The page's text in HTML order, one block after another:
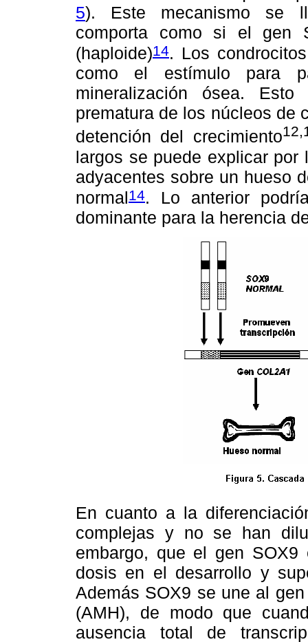
5). Este mecanismo se
comporta como si el gen
(haploide)14. Los
como el estímulo para
mineralización ósea.
prematura de los núcleos de
detención del crecimiento
largos se puede explicar
adyacentes sobre un hueso
normal14. Lo anterior
dominante para la herencia
En cuanto a la
complejas y no se han
embargo, que el gen
dosis en el desarrollo y
Además SOX9 se une al
(AMH), de modo que
ausencia total de